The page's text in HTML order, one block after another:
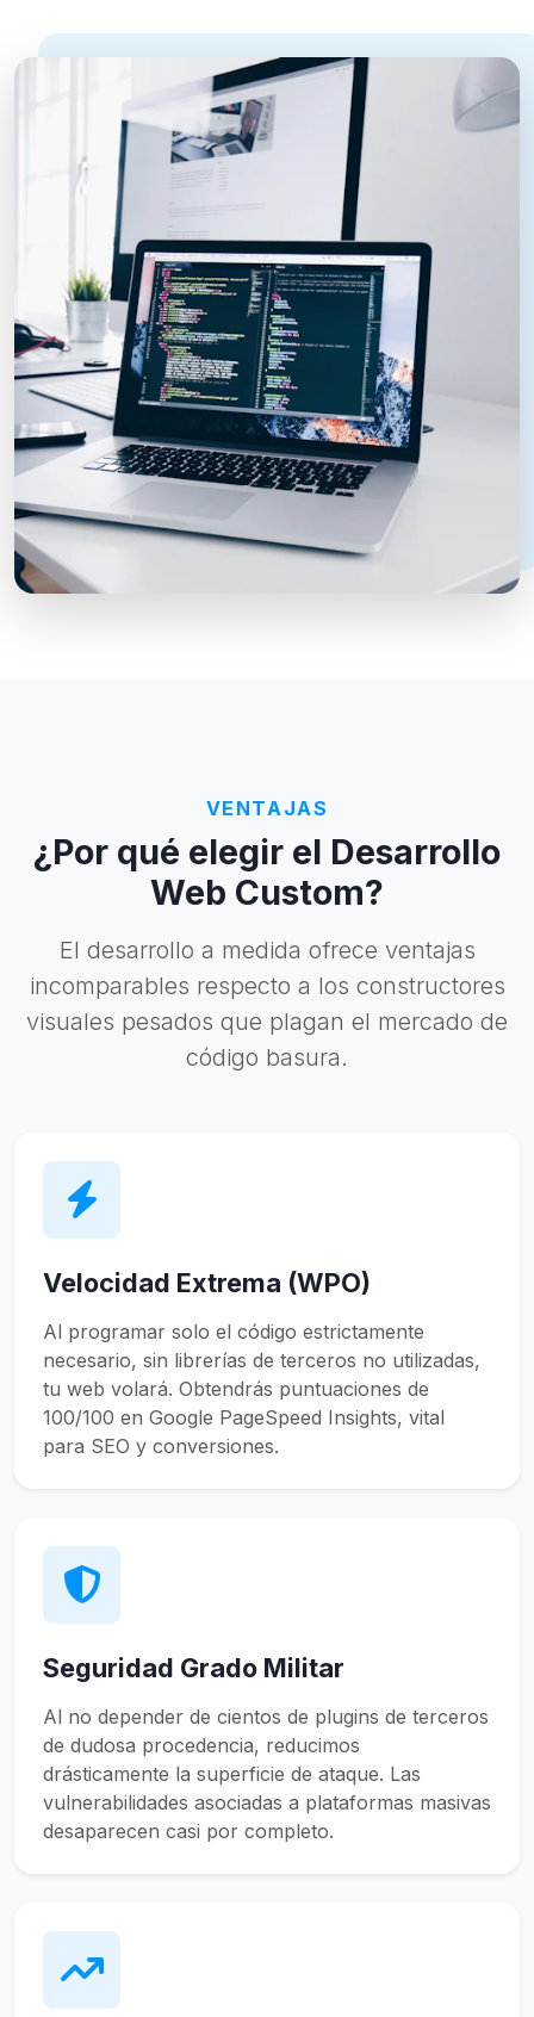
VENTAJAS
¿Por qué elegir el Desarrollo
Web Custom?
El desarrollo a medida ofrece ventajas
incomparables respecto a los constructores
visuales pesados que plagan el mercado de
código basura.
Velocidad Extrema (WPO)
Al programar solo el código estrictamente
necesario, sin librerías de terceros no utilizadas,
tu web volará. Obtendrás puntuaciones de
100/100 en Google PageSpeed Insights, vital
para SEO y conversiones.
Seguridad Grado Militar
Al no depender de cientos de plugins de terceros
de dudosa procedencia, reducimos
drásticamente la superficie de ataque. Las
vulnerabilidades asociadas a plataformas masivas
desaparecen casi por completo.